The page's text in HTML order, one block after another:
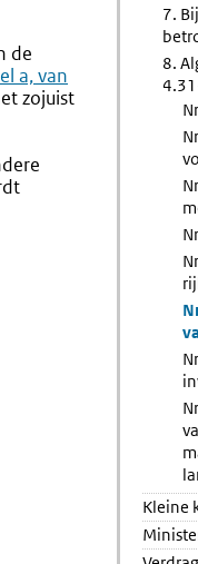
de
a, van
zojuist
7.
8.
Kleine